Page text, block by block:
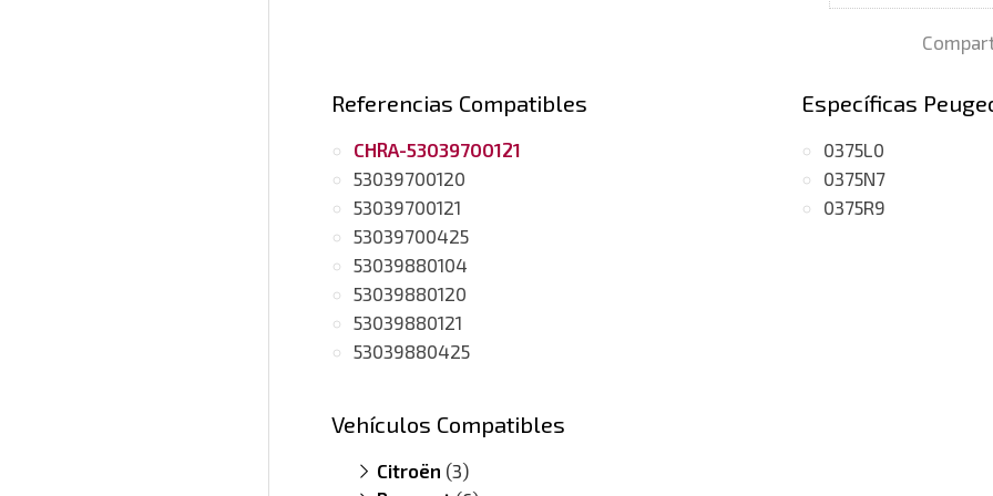
Referencias Compatibles
CHRA-53039700121
53039700120
53039700121
53039700425
53039880104
53039880120
53039880121
53039880425
Específicas
0375L0
0375N7
0375R9
Vehículos Compatibles
Citroën (3)